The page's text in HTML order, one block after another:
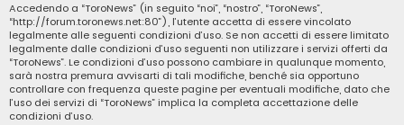
Accedendo a “ToroNews” (in seguito “noi”, “nostro”, “ToroNews”,
“http://forum.toronews.net:80”), l’utente accetta di essere vincolato
legalmente alle seguenti condizioni d’uso. Se non accetti di essere limitato
legalmente dalle condizioni d’uso seguenti non utilizzare i servizi offerti da
“ToroNews”. Le condizioni d’uso possono cambiare in qualunque momento,
sarà nostra premura avvisarti di tali modifiche, benché sia opportuno
controllare con frequenza queste pagine per eventuali modifiche, dato che
l’uso dei servizi di “ToroNews” implica la completa accettazione delle
condizioni d’uso.